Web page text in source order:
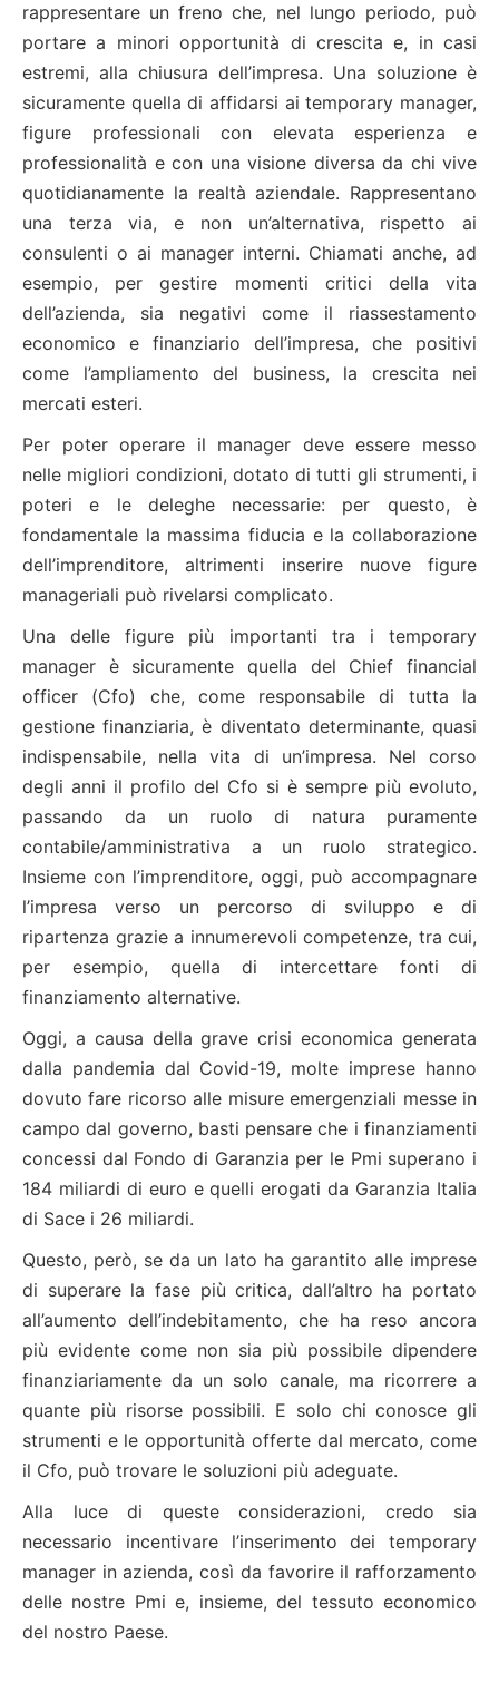
rappresentare un freno che, nel lungo periodo, può
portare a minori opportunità di crescita e, in casi
estremi, alla chiusura dell’impresa. Una soluzione è
sicuramente quella di affidarsi ai temporary manager,
figure professionali con elevata esperienza e
professionalità e con una visione diversa da chi vive
quotidianamente la realtà aziendale. Rappresentano
una terza via, e non un’alternativa, rispetto ai
consulenti o ai manager interni. Chiamati anche, ad
esempio, per gestire momenti critici della vita
dell’azienda, sia negativi come il riassestamento
economico e finanziario dell’impresa, che positivi
come l’ampliamento del business, la crescita nei
mercati esteri.
Per poter operare il manager deve essere messo
nelle migliori condizioni, dotato di tutti gli strumenti, i
poteri e le deleghe necessarie: per questo, è
fondamentale la massima fiducia e la collaborazione
dell’imprenditore, altrimenti inserire nuove figure
manageriali può rivelarsi complicato.
Una delle figure più importanti tra i temporary
manager è sicuramente quella del Chief financial
officer (Cfo) che, come responsabile di tutta la
gestione finanziaria, è diventato determinante, quasi
indispensabile, nella vita di un’impresa. Nel corso
degli anni il profilo del Cfo si è sempre più evoluto,
passando da un ruolo di natura puramente
contabile/amministrativa a un ruolo strategico.
Insieme con l’imprenditore, oggi, può accompagnare
l’impresa verso un percorso di sviluppo e di
ripartenza grazie a innumerevoli competenze, tra cui,
per esempio, quella di intercettare fonti di
finanziamento alternative.
Oggi, a causa della grave crisi economica generata
dalla pandemia dal Covid-19, molte imprese hanno
dovuto fare ricorso alle misure emergenziali messe in
campo dal governo, basti pensare che i finanziamenti
concessi dal Fondo di Garanzia per le Pmi superano i
184 miliardi di euro e quelli erogati da Garanzia Italia
di Sace i 26 miliardi.
Questo, però, se da un lato ha garantito alle imprese
di superare la fase più critica, dall’altro ha portato
all’aumento dell’indebitamento, che ha reso ancora
più evidente come non sia più possibile dipendere
finanziariamente da un solo canale, ma ricorrere a
quante più risorse possibili. E solo chi conosce gli
strumenti e le opportunità offerte dal mercato, come
il Cfo, può trovare le soluzioni più adeguate.
Alla luce di queste considerazioni, credo sia
necessario incentivare l’inserimento dei temporary
manager in azienda, così da favorire il rafforzamento
delle nostre Pmi e, insieme, del tessuto economico
del nostro Paese.